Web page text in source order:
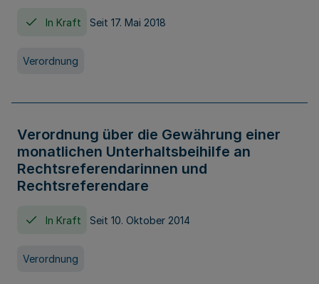
In Kraft Seit 17. Mai 2018
Verordnung
Verordnung über die Gewährung einer
monatlichen Unterhaltsbeihilfe an
Rechtsreferendarinnen und
Rechtsreferendare
In Kraft Seit 10. Oktober 2014
Verordnung